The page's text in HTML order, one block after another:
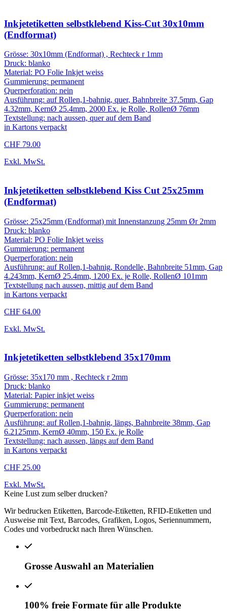
Inkjetetiketten selbstklebend Kiss-Cut 30x10mm
(Endformat)
Grösse: 30x10mm (Endformat) , Rechteck r 1mm
Druck: blanko
Material: PO Folie Inkjet weiss
Gummierung: permanent
Querperforation: nein
Ausführung: auf Rollen,1-bahnig, quer, Bahnbreite 37.5mm, Gap
4.32mm, KernØ 25.4mm, 2000 Ex. je Rolle, RollenØ 76mm
Textstellung: nach aussen, quer auf dem Band
in Kartons verpackt
CHF 79.00
Exkl. MwSt.
Inkjetetiketten selbstklebend Kiss Cut 25x25mm
(Endformat)
Grösse: 25x25mm (Endformat) mit Innenstanzung 25mm Ør 2mm
Druck: blanko
Material: PO Folie Inkjet weiss
Gummierung: permanent
Querperforation: nein
Ausführung: auf Rollen,1-bahnig, Rondelle, Bahnbreite 51mm, Gap
4.243mm, KernØ 25.4mm, 1200 Ex. je Rolle, RollenØ 101mm
Textstellung nach aussen, mittig auf dem Band
in Kartons verpackt
CHF 64.00
Exkl. MwSt.
Inkjetetiketten selbstklebend 35x170mm
Grösse: 35x170 mm , Rechteck r 2mm
Druck: blanko
Material: Papier inkjet weiss
Gummierung: permanent
Querperforation: nein
Ausführung: auf Rollen,1-bahnig, längs, Bahnbreite 38mm, Gap
6.2125mm, KernØ 40mm, 150 Ex. je Rolle
Textstellung: nach aussen, längs auf dem Band
in Kartons verpackt
CHF 25.00
Exkl. MwSt.
Keine Lust zum selber drucken?
Wir bedrucken Etiketten, Barcode-Etiketten, RFID-Etiketten und
Ausweise mit Text, Barcodes, Grafiken, Logos, Seriennummern,
Codes und vorbedruckt nach Ihren Wünschen.
Grosse Auswahl an Materialien
100% freie Formate für alle Produkte